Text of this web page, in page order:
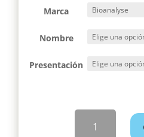
Marca
Nombre
Presentación